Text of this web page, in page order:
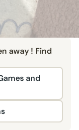
away ! Find
and